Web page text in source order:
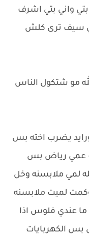
واني بتي اشرف
سيف ترى كلش
مو شتكول الناس
يضرب اخته بس
عمي رياض بس
لمي ملابسنه وخل
لميت ملابسنه
عندي فلوس اذا
بس الكهربايات